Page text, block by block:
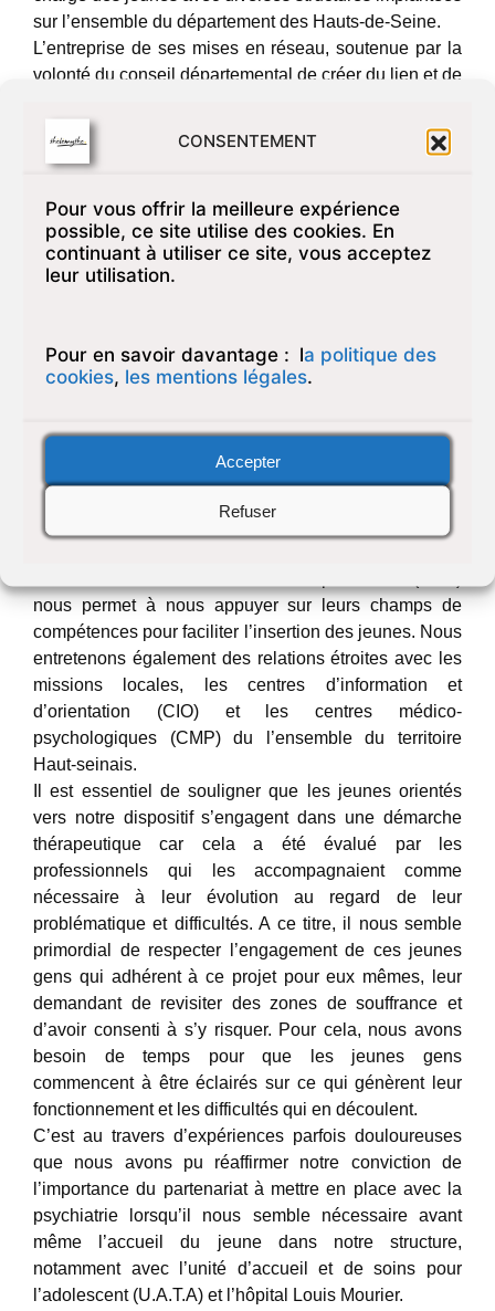
CONSENTEMENT
Pour vous offrir la meilleure expérience
possible, ce site utilise des cookies. En
continuant à utiliser ce site, vous acceptez
leur utilisation.
Pour en savoir davantage : la politique des
cookies, les mentions légales.
Accepter
Refuser
sur l’ensemble du département des Hauts-de-Seine.
L’entreprise de ses mises en réseau, soutenue par la
volonté du conseil départemental de créer du lien et de
institutions et acteurs du territoire, se concrétise par
notre participation à divers groupes de travail.
collaboration au groupe « Hébergement des jeunes »
avec la Maison des Adolescents du 92, où nous avons
pu réfléchir à l’élaboration d’un réel partenariat avec
les différentes structures qui pourraient permettre aux
financière que dans le soutien qu’ils pourraient
éventuellement souhaiter.
collaboration avec les centres d’examens de santé
I.P.C (Investigations Préventives et Cliniques) favorise
nous permet à nous appuyer sur leurs champs de
compétences pour faciliter l’insertion des jeunes. Nous
entretenons également des relations étroites avec les
missions locales, les centres d’information et
d’orientation (CIO) et les centres médico-
psychologiques (CMP) du l’ensemble du territoire
Haut-seinais.
Il est essentiel de souligner que les jeunes orientés
vers notre dispositif s’engagent dans une démarche
thérapeutique car cela a été évalué par les
professionnels qui les accompagnaient comme
nécessaire à leur évolution au regard de leur
problématique et difficultés. A ce titre, il nous semble
primordial de respecter l’engagement de ces jeunes
gens qui adhérent à ce projet pour eux mêmes, leur
demandant de revisiter des zones de souffrance et
d’avoir consenti à s’y risquer. Pour cela, nous avons
besoin de temps pour que les jeunes gens
commencent à être éclairés sur ce qui génèrent leur
fonctionnement et les difficultés qui en découlent.
C’est au travers d’expériences parfois douloureuses
que nous avons pu réaffirmer notre conviction de
l’importance du partenariat à mettre en place avec la
psychiatrie lorsqu’il nous semble nécessaire avant
même l’accueil du jeune dans notre structure,
notamment avec l’unité d’accueil et de soins pour
l’adolescent (U.A.T.A) et l’hôpital Louis Mourier.